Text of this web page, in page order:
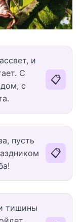
и
С
с
📋
пусть
📋
тишины